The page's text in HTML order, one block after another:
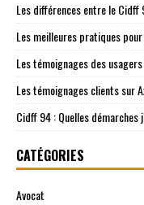
Les différences entre le
Les meilleures pratiques
Les témoignages des
Les témoignages clients sur
Cidff 94 : Quelles
CATÉGORIES
Avocat